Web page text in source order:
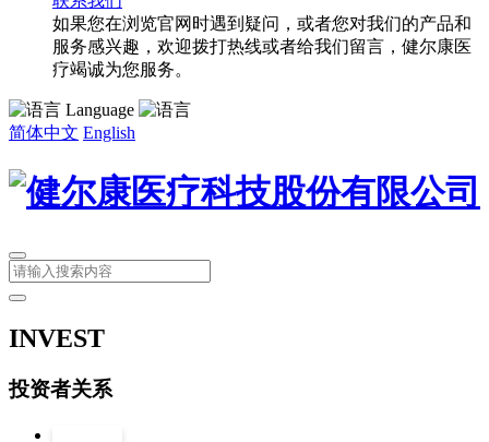
如果您在浏览官网时遇到疑问，或者您对我们的产品和
服务感兴趣，欢迎拨打热线或者给我们留言，健尔康医
疗竭诚为您服务。
Language
简体中文 English
INVEST
投资者关系